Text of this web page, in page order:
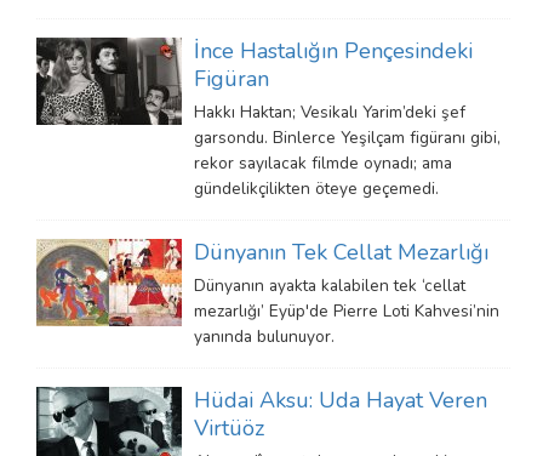
İnce Hastalığın Pençesindeki
Figüran
Hakkı Haktan; Vesikalı Yarim’deki şef
garsondu. Binlerce Yeşilçam figüranı gibi,
rekor sayılacak filmde oynadı; ama
gündelikçilikten öteye geçemedi.
Dünyanın Tek Cellat Mezarlığı
Dünyanın ayakta kalabilen tek ‘cellat
mezarlığı’ Eyüp'de Pierre Loti Kahvesi’nin
yanında bulunuyor.
Hüdai Aksu: Uda Hayat Veren
Virtüöz